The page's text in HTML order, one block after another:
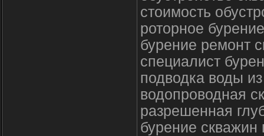
стоимость
роторное
бурение ремонт
специалист
подводка воды
водопроводная
разрешенная
бурение скважин